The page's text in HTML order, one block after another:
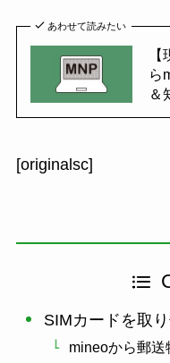
あわせて読みたい
ら
＆
[originalsc]
SIMカードを取
mineoから郵送